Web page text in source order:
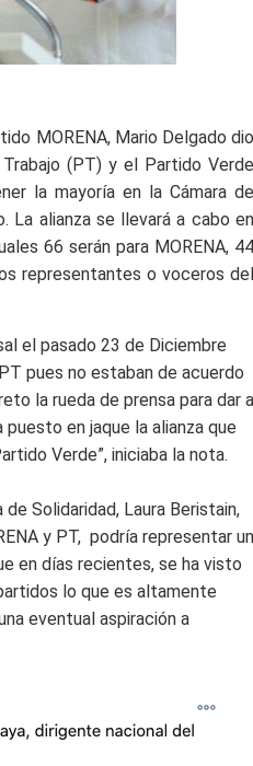
MORENA, Mario Delgado dio
(PT) y el Partido Verde
la mayoría en la Cámara de
La alianza se llevará a cabo en
66 serán para MORENA, 44
representantes o voceros del
el pasado 23 de Diciembre
pues no estaban de acuerdo
la rueda de prensa para dar a
en jaque la alianza que
Verde”, iniciaba la nota.
Solidaridad, Laura Beristain,
y PT, podría representar un
en días recientes, se ha visto
lo que es altamente
eventual aspiración a